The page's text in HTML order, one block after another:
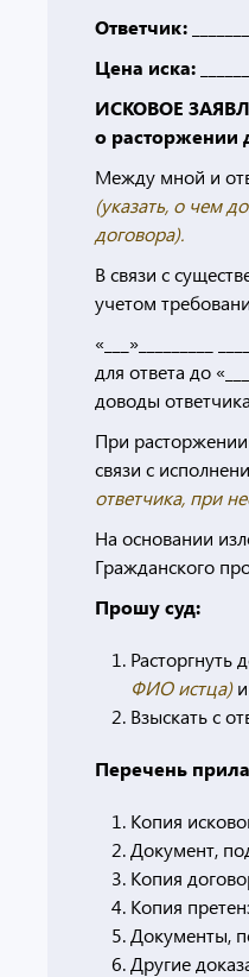
Ответчик:
Цена иска:
ИСКОВОЕ
о расторжении
Между мной и
(указать, о чем
договора).
В связи с
учетом
«___»_________
для ответа до
доводы
При
связи с
ответчика, при
На основании
Гражданского
Прошу суд:
Расторгнуть
ФИО истца)и
Взыскать с
Перечень
Копия
Документ,
Копия
Копия
Документы,
Другие